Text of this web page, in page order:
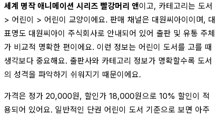
세계 명작 애니메이션 시리즈 빨강머리 앤이고, 카테고리는 도서
> 어린이 > 어린이 교양이에요. 판매 채널은 대원씨아이이며, 대
표명도 대원씨아이 주식회사로 안내되어 있어 출판 및 유통 주체
가 비교적 명확한 편이에요. 이런 정보는 어린이 도서를 고를 때
생각보다 중요해요. 출판사와 카테고리 정보가 명확할수록 도서
의 성격을 파악하기 쉬워지기 때문이에요.
가격은 정가 20,000원, 할인가 18,000원으로 10% 할인이 적
용되어 있어요. 일반적인 단권 어린이 도서 기준으로 보면 아주